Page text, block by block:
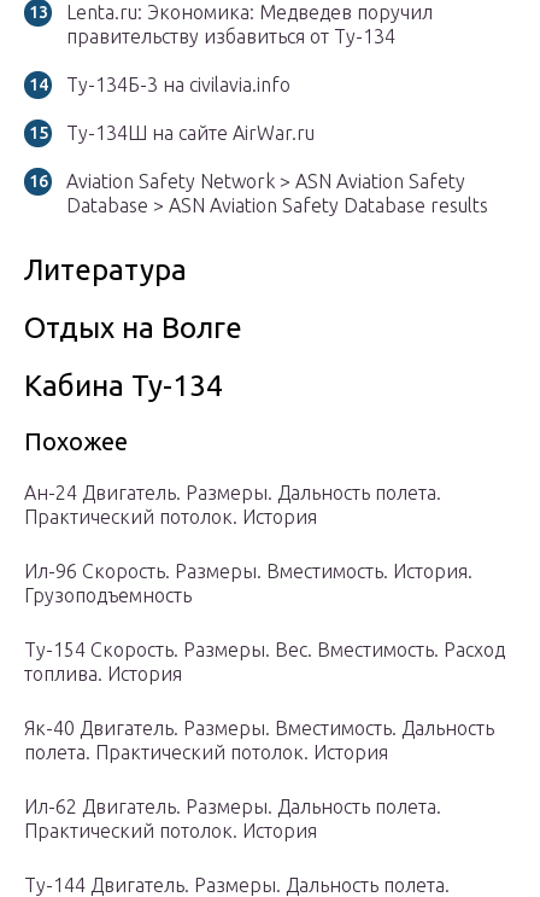
Lenta.ru: Экономика: Медведев поручил
правительству избавиться от Ту-134
Ту-134Б-3 на civilavia.info
Ту-134Ш на сайте AirWar.ru
Aviation Safety Network > ASN Aviation Safety
Database > ASN Aviation Safety Database results
Литература
Отдых на Волге
Кабина Ту-134
Похожее
Ан-24 Двигатель. Размеры. Дальность полета.
Практический потолок. История
Ил-96 Скорость. Размеры. Вместимость. История.
Грузоподъемность
Ту-154 Скорость. Размеры. Вес. Вместимость. Расход
топлива. История
Як-40 Двигатель. Размеры. Вместимость. Дальность
полета. Практический потолок. История
Ил-62 Двигатель. Размеры. Дальность полета.
Практический потолок. История
Ту-144 Двигатель. Размеры. Дальность полета.